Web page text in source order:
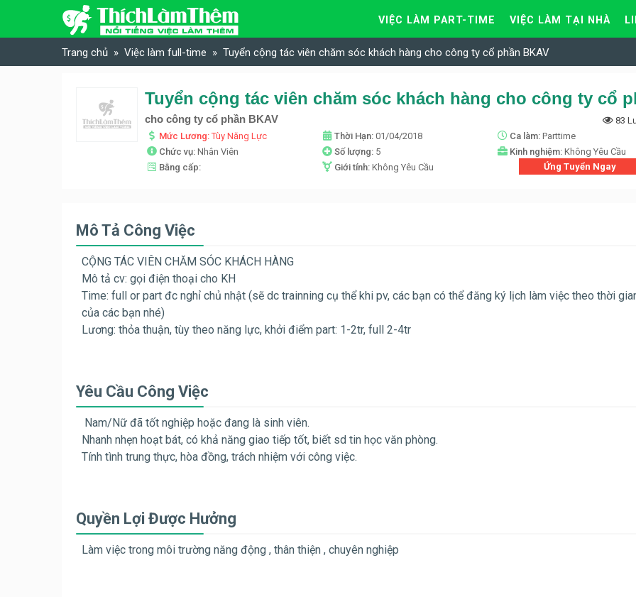
Skip to content
VIỆC LÀM PART-TIME VIỆC LÀM TẠI NHÀ
Trang chủ Việc làm full-time Tuyển cộng tác viên chăm sóc khách hàng cho công ty cổ phần BKAV
cho công ty cổ phần BKAV
83
Mức Lương:Tùy Năng Lực Thời Hạn: 01/04/2018 Ca làm: Parttime
Chức vụ: Nhân Viên Số lượng: 5 Kinh nghiệm: Không Yêu Cầu
Bằng cấp:
Giới tính: Không Yêu Cầu Ứng Tuyển Ngay
Mô Tả Công Việc
CỘNG TÁC VIÊN CHĂM SÓC KHÁCH HÀNG
Mô tả cv: gọi điện thoại cho KH
Time: full or part đc nghỉ chủ nhật (sẽ dc trainning cụ thể khi pv, các bạn có thể đăng ký lịch làm việc theo thời
của các bạn nhé)
Lương: thỏa thuận, tùy theo năng lực, khởi điểm part: 1-2tr, full 2-4tr
Yêu Cầu Công Việc
Nam/Nữ đã tốt nghiệp hoặc đang là sinh viên.
Nhanh nhẹn hoạt bát, có khả năng giao tiếp tốt, biết sd tin học văn phòng.
Tính tình trung thực, hòa đồng, trách nhiệm với công việc.
Quyền Lợi Được Hưởng
Làm việc trong môi trường năng động , thân thiện , chuyên nghiệp